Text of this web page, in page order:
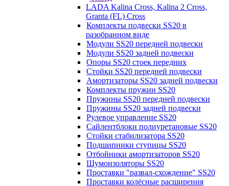
LADA Kalina Cross, Kalina 2 Cross,
Granta (FL) Cross
Комплекты подвески SS20 в
разобранном виде
Модули SS20 передней подвески
Модули SS20 задней подвески
Опоры SS20 стоек передних
Стойки SS20 передней подвески
Амортизаторы SS20 задней подвески
Комплекты пружин SS20
Пружины SS20 передней подвески
Пружины SS20 задней подвески
Рулевое управление SS20
Сайлентблоки полиуретановые SS20
Стойки стабилизатора SS20
Подшипники ступицы SS20
Отбойники амортизаторов SS20
Шумоизоляторы SS20
Проставки "развал-схождение" SS20
Проставки колёсные расширения